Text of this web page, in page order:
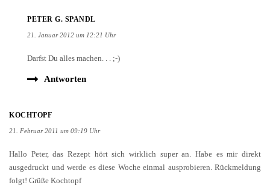
PETER G. SPANDL
21. Januar 2012 um 12:21 Uhr
Darfst Du alles machen. . . ;-)
Antworten
KOCHTOPF
21. Februar 2011 um 09:19 Uhr
Hallo Peter, das Rezept hört sich wirklich super an. Habe es mir direkt
ausgedruckt und werde es diese Woche einmal ausprobieren. Rückmeldung
folgt! Grüße Kochtopf